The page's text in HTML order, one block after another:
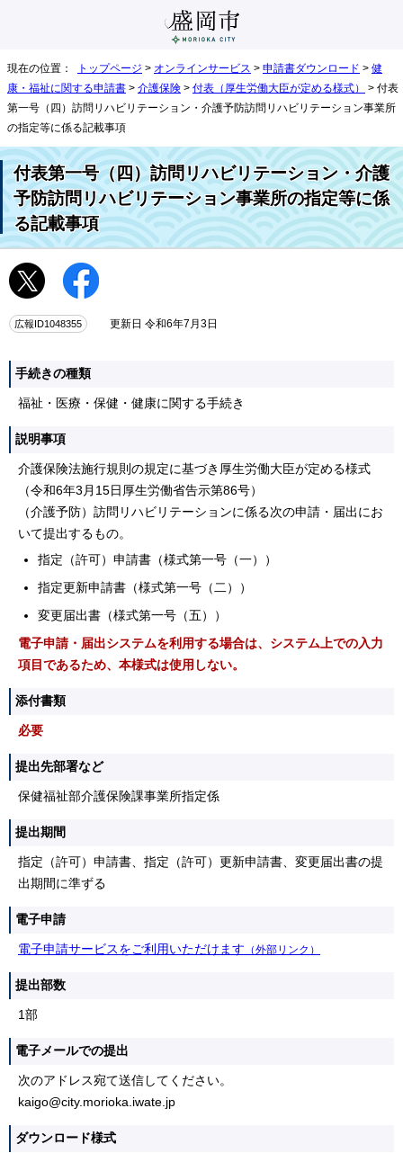
現在の位置： トップページ > オンラインサービス > 申請書ダウンロード > 健
康・福祉に関する申請書 > 介護保険 > 付表（厚生労働大臣が定める様式）
> 付表
第一号（四）訪問リハビリテーション・介護予防訪問リハビリテーション事業所
の指定等に係る記載事項
付表第一号（四）訪問リハビリテーション・介護
予防訪問リハビリテーション事業所の指定等に係
る記載事項
広報ID1048355 更新日 令和6年7月3日
手続きの種類
福祉・医療・保健・健康に関する手続き
説明事項
介護保険法施行規則の規定に基づき厚生労働大臣が定める様式
（令和6年3月15日厚生労働省告示第86号）
（介護予防）訪問リハビリテーションに係る次の申請・届出にお
いて提出するもの。
指定（許可）申請書（様式第一号（一））
指定更新申請書（様式第一号（二））
変更届出書（様式第一号（五））
電子申請・届出システムを利用する場合は、システム上での入力
項目であるため、本様式は使用しない。
添付書類
必要
提出先部署など
保健福祉部介護保険課事業所指定係
提出期間
指定（許可）申請書、指定（許可）更新申請書、変更届出書の提
出期間に準ずる
電子申請
電子申請サービスをご利用いただけます （外部リンク）
提出部数
1部
電子メールでの提出
次のアドレス宛て送信してください。
kaigo@city.morioka.iwate.jp
ダウンロード様式